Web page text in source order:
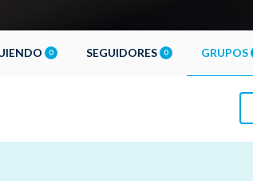
0 SEGUIDORES 0 GRUPOS